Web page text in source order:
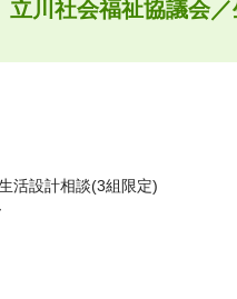
立川社会福祉協議会
活設計相談(3組限定)